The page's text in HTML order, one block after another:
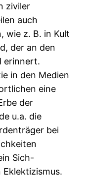
ziviler
auch
wie z. B. in Kult
der an den
erinnert.
in den Medien
eine
der
u.a. die
bei
Sich-
Eklektizismus.